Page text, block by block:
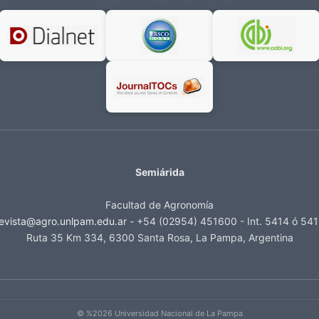
© %2026 Universidad Nacional de La Pampa
Semiárida
Facultad de Agronomía
- +54 (02954) 451600 - Int. 5414 ó
Ruta 35 Km 334, 6300 Santa Rosa, La Pampa, Argentina